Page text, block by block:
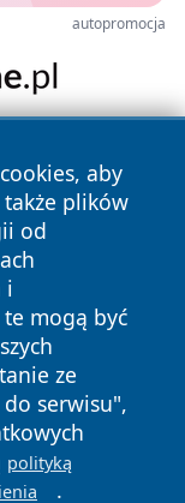
autopromocja
aby
także plików
od
i
te mogą być
ze
serwisu",
polityką
.
zastrzeżone.
Polityka
Cookies